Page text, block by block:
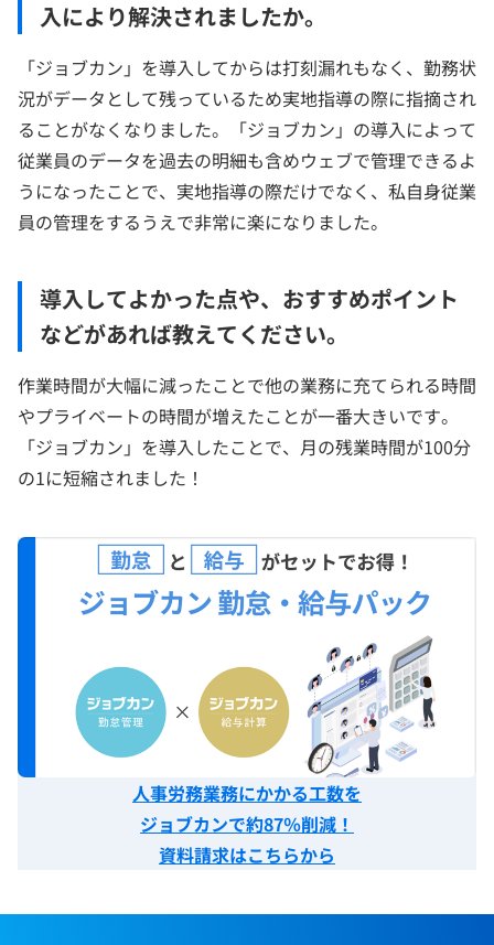
入により解決されましたか。
「ジョブカン」を導入してからは打刻漏れもなく、勤務状
況がデータとして残っているため実地指導の際に指摘され
ることがなくなりました。「ジョブカン」の導入によって
従業員のデータを過去の明細も含めウェブで管理できるよ
うになったことで、実地指導の際だけでなく、私自身従業
員の管理をするうえで非常に楽になりました。
導入してよかった点や、おすすめポイント
などがあれば教えてください。
作業時間が大幅に減ったことで他の業務に充てられる時間
やプライベートの時間が増えたことが一番大きいです。
「ジョブカン」を導入したことで、月の残業時間が100分
の1に短縮されました！
人事労務業務にかかる工数を
ジョブカンで約87％削減！
資料請求はこちらから